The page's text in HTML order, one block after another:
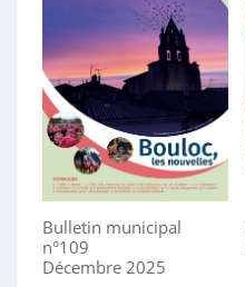
Bulletin municipal
n°109
Décembre 2025